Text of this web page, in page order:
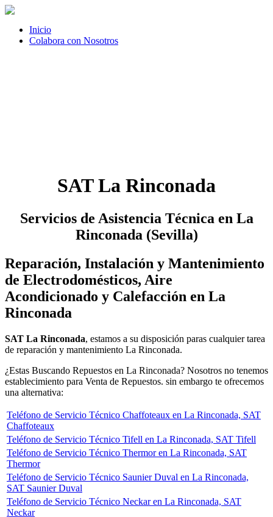
Inicio
Colabora con Nosotros
SAT La Rinconada
Servicios de Asistencia Técnica en La
Rinconada (Sevilla)
Reparación, Instalación y Mantenimiento
de Electrodomésticos, Aire
Acondicionado y Calefacción en La
Rinconada
SAT La Rinconada, estamos a su disposición paras cualquier tarea
de reparación y mantenimiento La Rinconada.
¿Estas Buscando Repuestos en La Rinconada? Nosotros no tenemos
establecimiento para Venta de Repuestos. sin embargo te ofrecemos
una alternativa:
Teléfono de Servicio Técnico Chaffoteaux en La Rinconada, SAT
Chaffoteaux
Teléfono de Servicio Técnico Tifell en La Rinconada, SAT Tifell
Teléfono de Servicio Técnico Thermor en La Rinconada, SAT
Thermor
Teléfono de Servicio Técnico Saunier Duval en La Rinconada,
SAT Saunier Duval
Teléfono de Servicio Técnico Neckar en La Rinconada, SAT
Neckar